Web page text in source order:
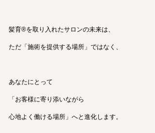
髪育®︎を取り入れたサロンの未来は、
ただ「施術を提供する場所」ではなく、
あなたにとって
「お客様に寄り添いながら
心地よく働ける場所」へと進化します。